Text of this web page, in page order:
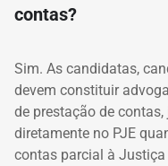
contas?
Sim. As candidatas,
devem constituir
de prestação de
diretamente no PJE
contas parcial à Justiça